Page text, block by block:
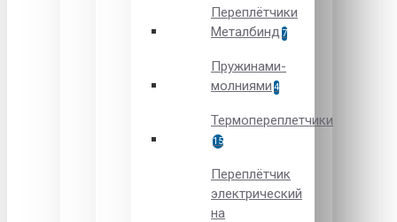
Переплётчики
Металбинд 7
Пружинами-
молниями 4
Термопереплетчики
15
Переплётчик
электрический
на